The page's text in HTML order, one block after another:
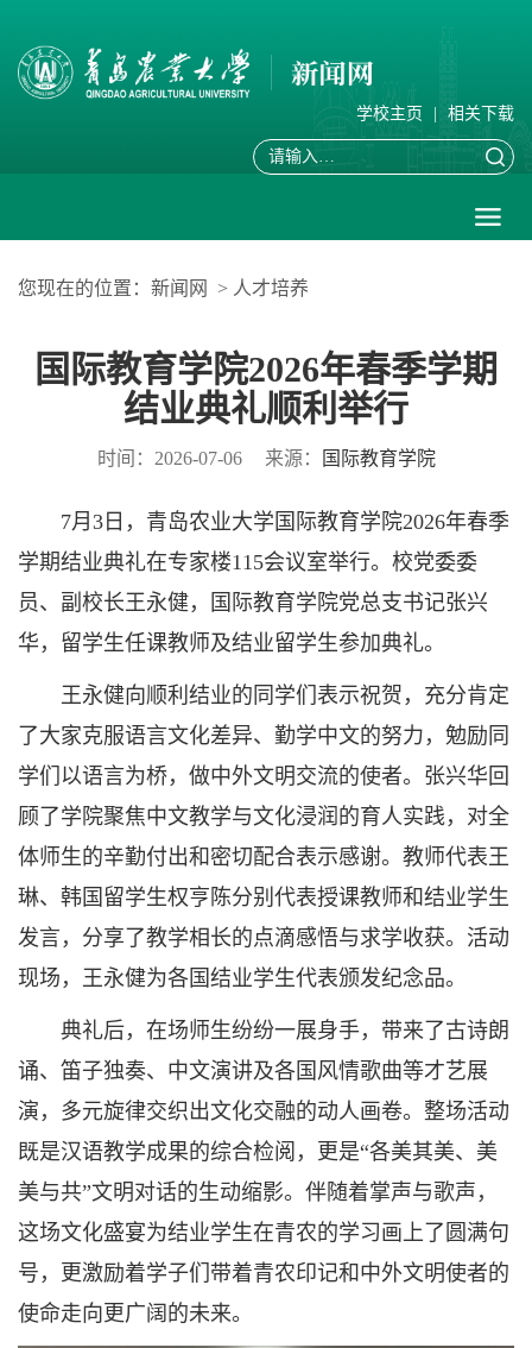
学校主页 相关下载
您现在的位置： 新闻网 > 人才培养
国际教育学院2026年春季学期
结业典礼顺利举行
时间：2026-07-06 来源： 国际教育学院
7月3日，青岛农业大学国际教育学院2026年春季
学期结业典礼在专家楼115会议室举行。校党委委
员、副校长王永健，国际教育学院党总支书记张兴
华，留学生任课教师及结业留学生参加典礼。
王永健向顺利结业的同学们表示祝贺，充分肯定
了大家克服语言文化差异、勤学中文的努力，勉励同
学们以语言为桥，做中外文明交流的使者。张兴华回
顾了学院聚焦中文教学与文化浸润的育人实践，对全
体师生的辛勤付出和密切配合表示感谢。教师代表王
琳、韩国留学生权亨陈分别代表授课教师和结业学生
发言，分享了教学相长的点滴感悟与求学收获。活动
现场，王永健为各国结业学生代表颁发纪念品。
典礼后，在场师生纷纷一展身手，带来了古诗朗
诵、笛子独奏、中文演讲及各国风情歌曲等才艺展
演，多元旋律交织出文化交融的动人画卷。整场活动
既是汉语教学成果的综合检阅，更是“各美其美、美
美与共”文明对话的生动缩影。伴随着掌声与歌声，
这场文化盛宴为结业学生在青农的学习画上了圆满句
号，更激励着学子们带着青农印记和中外文明使者的
使命走向更广阔的未来。